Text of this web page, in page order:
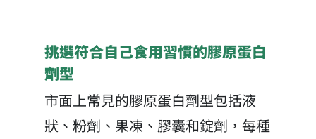
挑選符合自己食用習慣的膠原蛋白
劑型
市面上常見的膠原蛋白劑型包括液
狀、粉劑、果凍、膠囊和錠劑，每種